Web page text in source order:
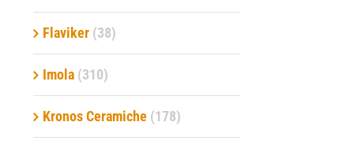
Flaviker (38)
Imola (310)
Kronos Ceramiche (178)